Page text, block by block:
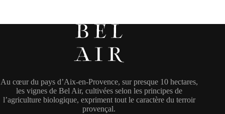
Au cœur du pays d’Aix-en-Provence, sur presque 10 hectares,
les vignes de Bel Air, cultivées selon les principes de
l’agriculture biologique, expriment tout le caractère du terroir
provençal.